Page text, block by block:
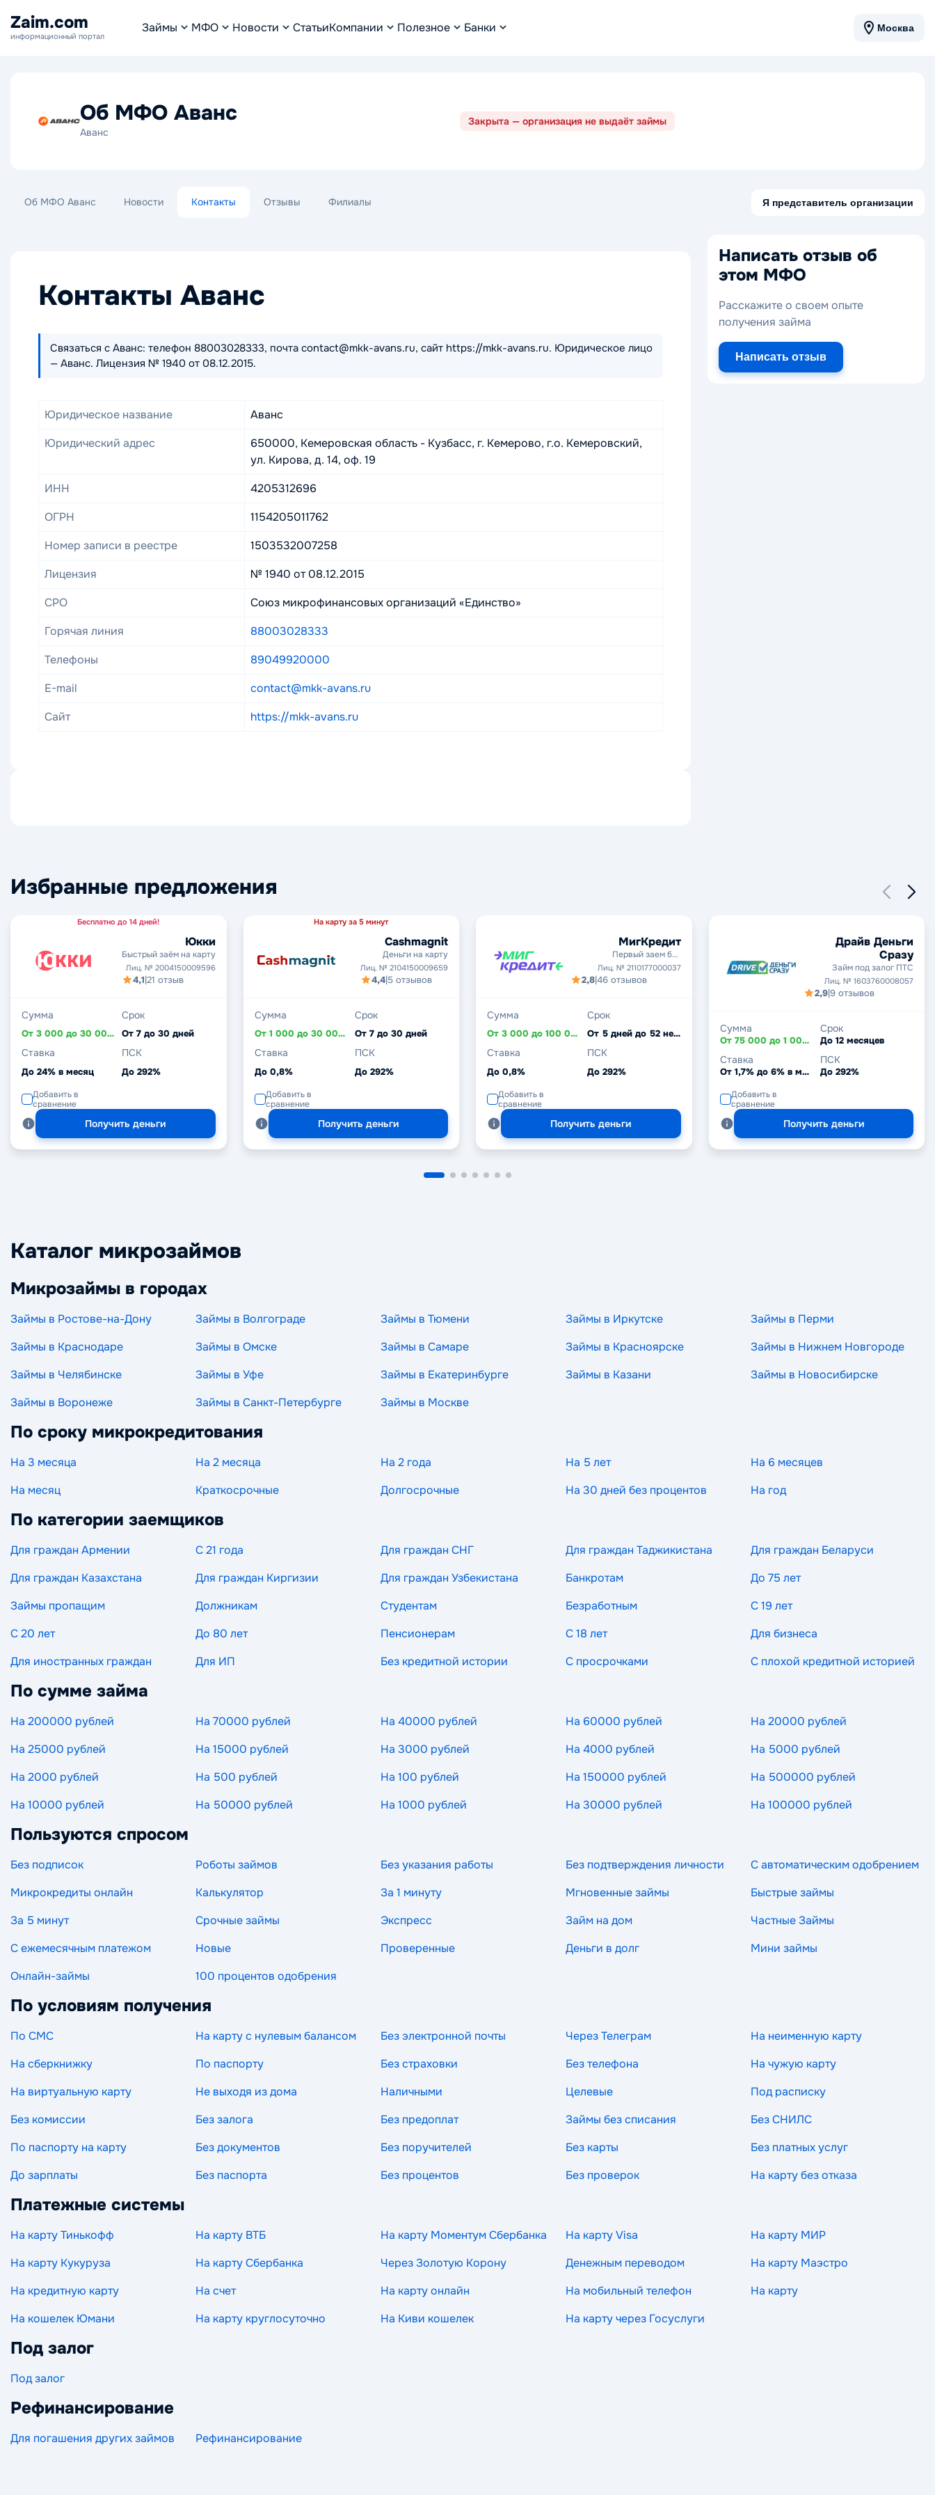
Zaim.com
информационный портал
Займы МФО Новости СтатьиКомпании Полезное Банки Москва
Об МФО Аванс
Аванс
Закрыта — организация не выдаёт займы
Об МФО Аванс Новости Контакты Отзывы Филиалы Я представитель организации
Контакты Аванс
Связаться с Аванс: телефон 88003028333, почта contact@mkk-avans.ru, сайт https://mkk-avans.ru. Юридическое лицо
— Аванс. Лицензия № 1940 от 08.12.2015.
Юридическое название
Аванс
Юридический адрес
650000, Кемеровская область - Кузбасс, г. Кемерово, г.о. Кемеровский,
ул. Кирова, д. 14, оф. 19
ИНН
4205312696
ОГРН
1154205011762
Номер записи в реестре
1503532007258
Лицензия
№ 1940 от 08.12.2015
СРО
Союз микрофинансовых организаций «Единство»
Горячая линия
88003028333
Телефоны
89049920000
E-mail
contact@mkk-avans.ru
Сайт
https://mkk-avans.ru
Написать отзыв об
этом МФО
Расскажите о своем опыте
получения займа
Написать отзыв
Избранные предложения
Бесплатно до 14 дней!
Юкки
Быстрый заём на карту
Лиц. № 2004150009596
4,1|21 отзыв
Сумма
От 3 000 до 30 000 ₽
Срок
От 7 до 30 дней
Ставка
До 24% в месяц
ПСК
До 292%
Добавить в
сравнение
Получить деньги
На карту за 5 минут
Cashmagnit
Деньги на карту
Лиц. № 2104150009659
4,4|5 отзывов
Сумма
От 1 000 до 30 000 ₽
Срок
От 7 до 30 дней
Ставка
До 0,8%
ПСК
До 292%
Добавить в
сравнение
Получить деньги
МигКредит
Первый заем без
процентов
Лиц. № 2110177000037
2,8|46 отзывов
Сумма
От 3 000 до 100 000 ₽
Срок
От 5 дней до 52 недель
Ставка
До 0,8%
ПСК
До 292%
Добавить в
сравнение
Получить деньги
Драйв Деньги
Сразу
Займ под залог ПТС
Лиц. № 1603760008057
2,9|9 отзывов
Сумма
От 75 000 до 1 000 000 ₽
Срок
До 12 месяцев
Ставка
От 1,7% до 6% в месяц
ПСК
До 292%
Добавить в
сравнение
Получить деньги
Каталог микрозаймов
Микрозаймы в городах
Займы в Ростове-на-Дону Займы в Волгограде Займы в Тюмени Займы в Иркутске
Займы в Перми
Займы в Краснодаре
Займы в Омске Займы в Самаре Займы в Красноярске
Займы в Нижнем Новгороде
Займы в Челябинске
Займы в Уфе Займы в Екатеринбурге Займы в Казани
Займы в Новосибирске
Займы в Воронеже
Займы в Санкт-Петербурге Займы в Москве
По сроку микрокредитования
На 3 месяца На 2 месяца На 2 года На 5 лет
На 6 месяцев
На месяц
Краткосрочные Долгосрочные На 30 дней без процентов На год
По категории заемщиков
Для граждан Армении С 21 года Для граждан СНГ Для граждан Таджикистана
Для граждан Беларуси
Для граждан Казахстана
Для граждан Киргизии Для граждан Узбекистана Банкротам
До 75 лет
Займы пропащим
Должникам Студентам Безработным
С 19 лет
С 20 лет
До 80 лет Пенсионерам С 18 лет
Для бизнеса
Для иностранных граждан
Для ИП Без кредитной истории С просрочками С плохой кредитной историей
По сумме займа
На 200000 рублей На 70000 рублей На 40000 рублей На 60000 рублей
На 20000 рублей
На 25000 рублей
На 15000 рублей На 3000 рублей На 4000 рублей
На 5000 рублей
На 2000 рублей
На 500 рублей На 100 рублей На 150000 рублей
На 500000 рублей
На 10000 рублей
На 50000 рублей На 1000 рублей На 30000 рублей На 100000 рублей
Пользуются спросом
Без подписок Роботы займов Без указания работы Без подтверждения личности
С автоматическим одобрением
Микрокредиты онлайн
Калькулятор За 1 минуту Мгновенные займы
Быстрые займы
За 5 минут
Срочные займы Экспресс Займ на дом
Частные Займы
С ежемесячным платежом
Новые Проверенные Деньги в долг
Мини займы
Онлайн-займы
100 процентов одобрения
По условиям получения
По СМС На карту с нулевым балансом Без электронной почты Через Телеграм
На неименную карту
На сберкнижку
По паспорту Без страховки Без телефона
На чужую карту
На виртуальную карту
Не выходя из дома Наличными Целевые
Под расписку
Без комиссии
Без залога Без предоплат Займы без списания
Без СНИЛС
По паспорту на карту
Без документов Без поручителей Без карты
Без платных услуг
До зарплаты
Без паспорта Без процентов Без проверок На карту без отказа
Платежные системы
На карту Тинькофф На карту ВТБ На карту Моментум Сбербанка На карту Visa
На карту МИР
На карту Кукуруза
На карту Сбербанка Через Золотую Корону Денежным переводом
На карту Маэстро
На кредитную карту
На счет На карту онлайн На мобильный телефон
На карту
На кошелек Юмани
На карту круглосуточно На Киви кошелек На карту через Госуслуги
Под залог
Под залог
Рефинансирование
Для погашения других займов Рефинансирование